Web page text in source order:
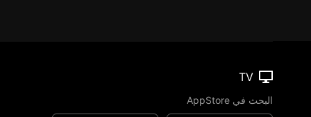
TV
البحث في AppStore